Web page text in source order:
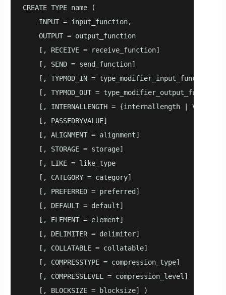
CREATE TYPE name (
    INPUT = input_function,
    OUTPUT = output_function
    [, RECEIVE = receive_function]
    [, SEND = send_function]
    [, TYPMOD_IN = type_modifier_input_function ]
[, TYPMOD_OUT = type_modifier_output_function
[, INTERNALLENGTH = {internallength |
    [, PASSEDBYVALUE]
    [, ALIGNMENT = alignment]
    [, STORAGE = storage]
    [, LIKE = like_type
    [, CATEGORY = category]
    [, PREFERRED = preferred]
    [, DEFAULT = default]
    [, ELEMENT = element]
    [, DELIMITER = delimiter]
    [, COLLATABLE = collatable]
    [, COMPRESSTYPE = compression_type]
    [, COMPRESSLEVEL = compression_level]
    [, BLOCKSIZE = blocksize] )